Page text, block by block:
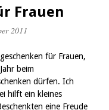
Frauen
2011
für Frauen,
beim
dürfen. Ich
hilft ein kleines
eine Freude